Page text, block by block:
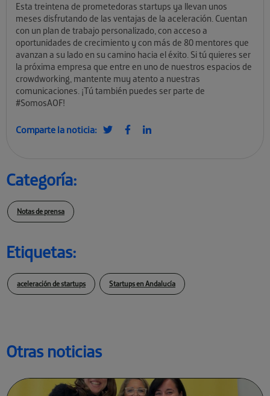
Otras noticias
Esta treintena de prometedoras startups ya llevan unos
meses disfrutando de las ventajas de la aceleración. Cuentan
con un plan de trabajo personalizado, con acceso a
oportunidades de crecimiento y con más de 80 mentores que
avanzan a su lado en su camino hacia el éxito. Si tú quieres ser
la próxima empresa que entre en uno de nuestros espacios de
crowdworking, mantente muy atento a nuestras
comunicaciones. ¡Tú también puedes ser parte de
#SomosAOF!
Comparte la noticia:
Categoría:
Notas de prensa
Etiquetas:
aceleración de startups Startups en Andalucía